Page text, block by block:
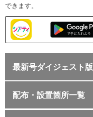
できます。
最新号ダイジェスト版
配布・設置箇所一覧